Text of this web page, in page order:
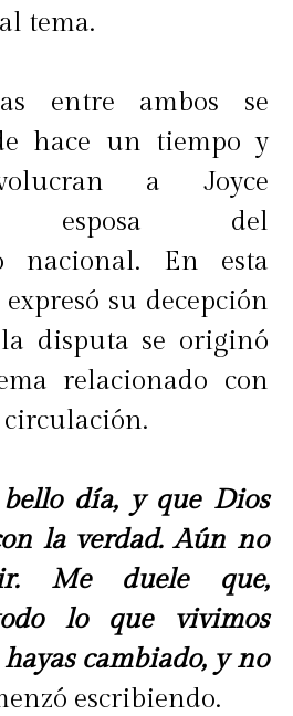
tema.
entre ambos se
hace un tiempo y
a Joyce
esposa del
nacional. En esta
su decepción
disputa se originó
relacionado con
día, y que Dios
la verdad. Aún no
Me duele que,
lo que vivimos
cambiado, y no
escribiendo.